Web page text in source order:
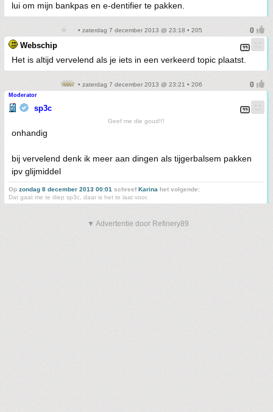
lui om mijn bankpas en e-dentifier te pakken.
• zaterdag 7 december 2013 @ 23:18 • 205
Webschip
Het is altijd vervelend als je iets in een verkeerd topic plaatst.
• zaterdag 7 december 2013 @ 23:21 • 206
Moderator
sp3c
Geef me die goud!!!
onhandig
bij vervelend denk ik meer aan dingen als tijgerbalsem pakken
ipv glijmiddel
Op zondag 8 december 2013 00:01 schreefKarina het volgende:
Dat gaat me te diep sp3c, daar is het te laat voor.
▼ Advertentie door Refinery89